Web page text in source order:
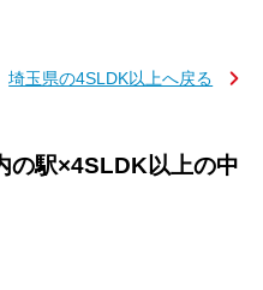
埼玉県の4SLDK以上へ戻る
の駅×4SLDK以上の中